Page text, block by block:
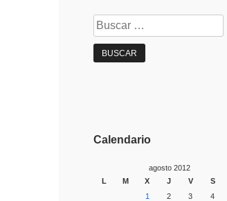
Buscar:
Calendario
agosto 2012
L
M X J V S
1
2 3 4